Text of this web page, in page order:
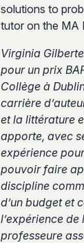
solutions to
tutor on the MA
Virginia
pour un prix
Collège à
carrière
et la littérature
apporte, avec
expérience
pouvoir faire
discipline
d’un budget et
l’expérience
professeure